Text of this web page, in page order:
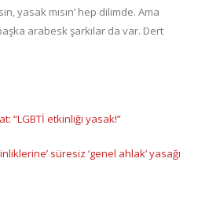
yasak mısın’ hep dilimde. Ama
arabesk şarkılar da var. Dert
“LGBTİ etkinliği yasak!”
süresiz ‘genel ahlak’ yasağı